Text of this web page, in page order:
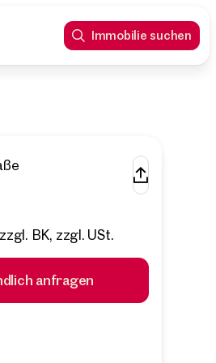
Immobilie suchen
BK, zzgl. USt.
anfragen